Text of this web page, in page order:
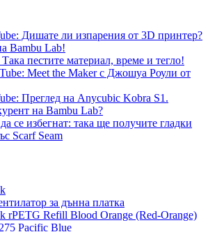
Дишате ли изпарения от 3D принтер?
Bambu Lab!
пестите материал, време и тегло!
Meet the Maker с Джошуа Роули от
Преглед на Anycubic Kobra S1.
на Bambu Lab?
се избегнат: така ще получите гладки
Scarf Seam
за дънна платка
rPETG Refill Blood Orange (Red-Orange)
Pacific Blue